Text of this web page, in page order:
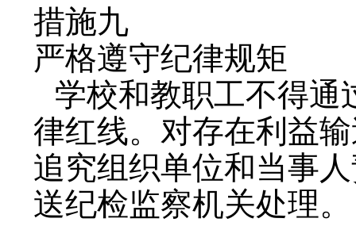
措施九
严格遵守纪律规矩
学校和教职工不得通
律红线。对存在利益
追究组织单位和当事
送纪检监察机关处理。